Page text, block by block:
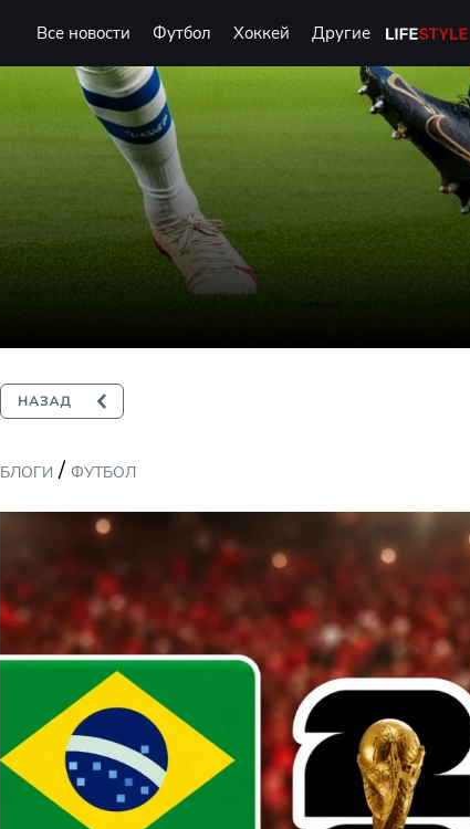
Все новости Футбол Хоккей Другие Life Style
Остальное
БЛОГИ / ФУТБОЛ